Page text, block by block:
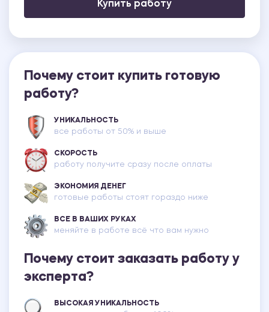
Купить работу
Почему стоит купить готовую
работу?
УНИКАЛЬНОСТЬ
все работы от 50% и выше
СКОРОСТЬ
работу получите сразу после оплаты
ЭКОНОМИЯ ДЕНЕГ
готовые работы стоят гораздо ниже
ВСЕ В ВАШИХ РУКАХ
меняйте в работе всё что вам нужно
Почему стоит заказать работу у
эксперта?
ВЫСОКАЯ УНИКАЛЬНОСТЬ